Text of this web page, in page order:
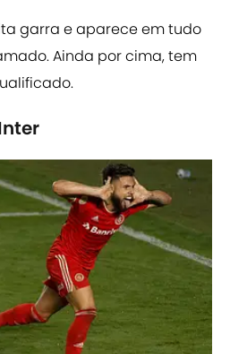
garra e aparece em tudo
Ainda por cima, tem